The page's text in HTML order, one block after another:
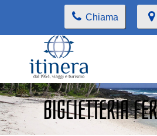
Chiama
BIGLIETTERIA